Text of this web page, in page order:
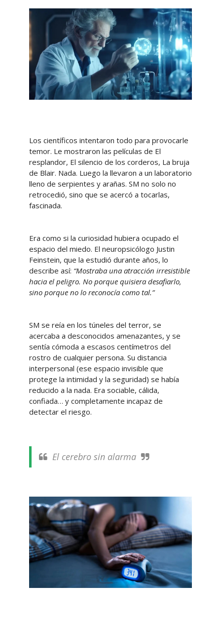
Los científicos intentaron todo para provocarle
temor. Le mostraron las películas de El
resplandor, El silencio de los corderos, La bruja
de Blair. Nada. Luego la llevaron a un laboratorio
lleno de serpientes y arañas. SM no solo no
retrocedió, sino que se acercó a tocarlas,
fascinada.
Era como si la curiosidad hubiera ocupado el
espacio del miedo. El neuropsicólogo Justin
Feinstein, que la estudió durante años, lo
describe así: “Mostraba una atracción irresistible
hacia el peligro. No porque quisiera desafiarlo,
sino porque no lo reconocía como tal.”
SM se reía en los túneles del terror, se
acercaba a desconocidos amenazantes, y se
sentía cómoda a escasos centímetros del
rostro de cualquier persona. Su distancia
interpersonal (ese espacio invisible que
protege la intimidad y la seguridad) se había
reducido a la nada. Era sociable, cálida,
confiada… y completamente incapaz de
detectar el riesgo.
El cerebro sin alarma